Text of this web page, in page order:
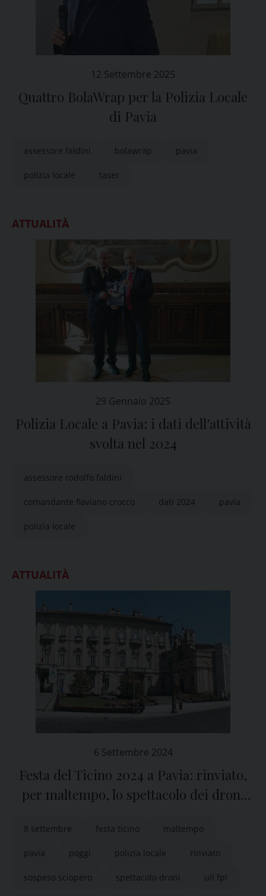
12 Settembre 2025
Quattro BolaWrap per la Polizia Locale
di Pavia
assessore faldini bolawrap pavia
polizia locale taser
ATTUALITÀ
29 Gennaio 2025
Polizia Locale a Pavia: i dati dell’attività
svolta nel 2024
assessore rodolfo faldini
comandante flaviano crocco dati 2024 pavia
polizia locale
ATTUALITÀ
6 Settembre 2024
Festa del Ticino 2024 a Pavia: rinviato,
per maltempo, lo spettacolo dei droni
settembre
8 settembre festa ticino maltempo
pavia poggi polizia locale rinviato
sospeso sciopero spettacolo droni uil fpl